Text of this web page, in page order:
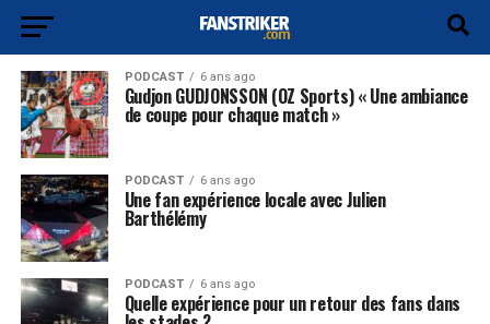
PODCAST 6 ans ago
Gudjon GUDJONSSON (OZ Sports) « Une ambiance
de coupe pour chaque match »
PODCAST 6 ans ago
Une fan expérience locale avec Julien
Barthélémy
PODCAST 6 ans ago
Quelle expérience pour un retour des fans dans